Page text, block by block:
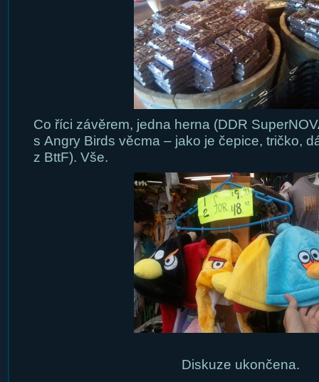
Co říci závěrem, jedna herna (DDR
s Angry Birds věcma – jako je čepice, tričko,
z BttF). Vše.
Diskuze ukončena.